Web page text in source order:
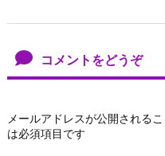
コメントをどうぞ
メールアドレスが公開されるこ
は必須項目です